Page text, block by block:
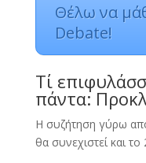
Θέλω να
Debate!
Τί
πάντα:
Η συζήτηση γύρω
θα συνεχιστεί και